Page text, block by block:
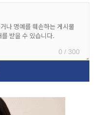
0 / 300